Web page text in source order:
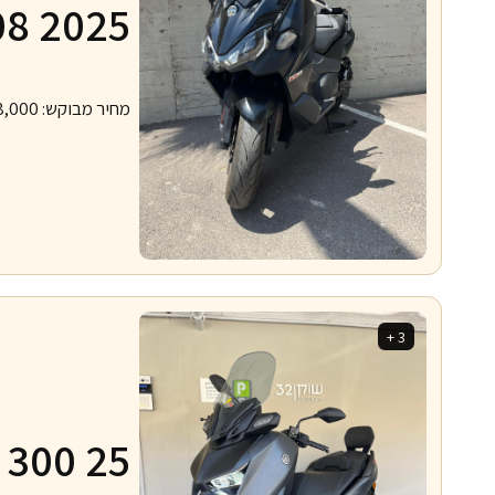
2025
מחיר מבוקש:
3 +
300 25